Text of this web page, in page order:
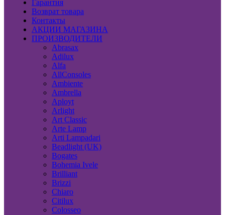
Гарантия
Возврат товара
Контакты
АКЦИИ МАГАЗИНА
ПРОИЗВОДИТЕЛИ
Abrasax
Adilux
Alfa
AllConsoles
Ambiente
Ambrella
Aployt
Arlight
Art Classic
Arte Lamp
Arti Lampadari
Beadlight (UK)
Bogates
Bohemia Ivele
Brilliant
Brizzi
Chiaro
Citilux
Colosseo